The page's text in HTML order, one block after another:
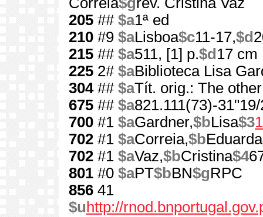
205 ## $a1ª ed
210 #9 $aLisboa$c11-17,$d
215 ## $a511, [1] p.$d 17 cm
225 2# $aBiblioteca Lisa
304## $aTít. orig.: The
675 ## $a821.111(73)-
700 #1 $aGardner,$bLisa$3
702 #1 $aCorreia,$bEduarda
702 #1 $aVaz,$bCristina$4
801 #0 $aPT$bBN$gRPC
856 41
$u http://